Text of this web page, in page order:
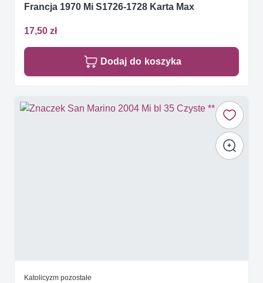
Francja 1970 Mi S1726-1728 Karta Max
17,50 zł
Dodaj do koszyka
Katolicyzm pozostałe